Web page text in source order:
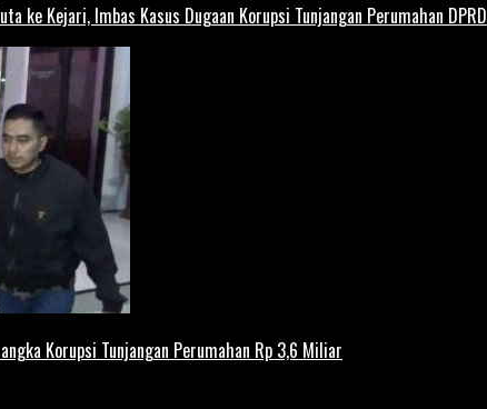
ke Kejari, Imbas Kasus Dugaan Korupsi Tunjangan Perumahan DPRD
Korupsi Tunjangan Perumahan Rp 3,6 Miliar